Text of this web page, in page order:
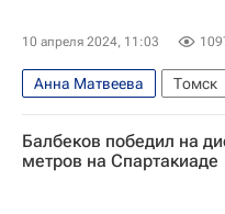
10 апреля 2024, 11:03
Анна Матвеева Томск
Тотальный диктант
Балбеков победил на
метров на Спартакиаде